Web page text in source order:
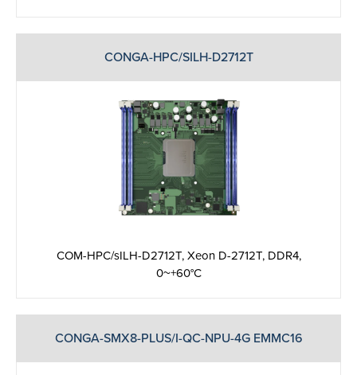
CONGA-HPC/SILH-D2712T
COM-HPC/sILH-D2712T, Xeon D-2712T, DDR4,
0~+60°C
CONGA-SMX8-PLUS/I-QC-NPU-4G EMMC16